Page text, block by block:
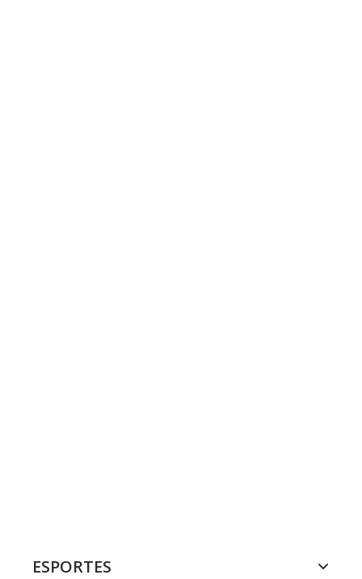
ESPORTES